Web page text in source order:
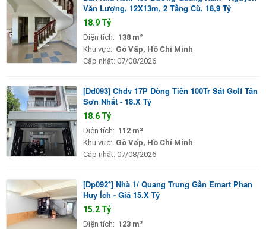
Văn Lượng, 12X13m, 2 Tầng Cũ, 18,9 Tỷ
18.9 Tỷ
Diện tích: 138 m²
Khu vực: Gò Vấp, Hồ Chí Minh
Cập nhật: 07/08/2026
[Dd093] Chdv 17P Dòng Tiền 100Tr Sát Golf Tân
Sơn Nhất - 18.X Tỷ
18.6 Tỷ
Diện tích: 112 m²
Khu vực: Gò Vấp, Hồ Chí Minh
Cập nhật: 07/08/2026
[Dp092*] Nhà 1/ Quang Trung Gần Emart Phan
Huy Ích - Giá 15.X Tỷ
15.2 Tỷ
Diện tích: 123 m²